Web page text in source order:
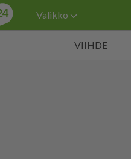
Valikko
VIIHDE